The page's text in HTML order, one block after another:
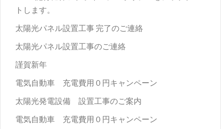
トします。
太陽光パネル設置工事 完了のご連絡
太陽光パネル設置工事のご連絡
謹賀新年
電気自動車 充電費用０円キャンペーン
太陽光発電設備 設置工事のご案内
電気自動車 充電費用０円キャンペーン